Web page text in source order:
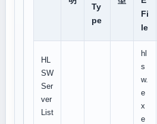
Ty
pe
Fi
le
HL
SW
Ser
ver
List
hl
s
w.
e
x
e